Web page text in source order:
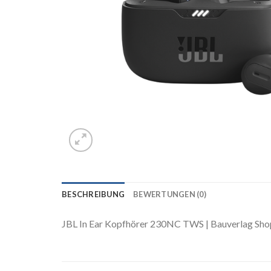
BESCHREIBUNG BEWERTUNGEN (0)
JBL In Ear Kopfhörer 230NC TWS | Bauverlag